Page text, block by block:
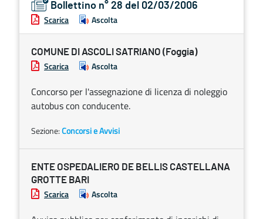
Bollettino n° 28 del 02/03/2006
Scarica Ascolta
COMUNE DI ASCOLI SATRIANO (Foggia)
Scarica Ascolta
Concorso per l'assegnazione di licenza di noleggio
autobus con conducente.
Sezione:Concorsi e Avvisi
ENTE OSPEDALIERO DE BELLIS CASTELLANA
GROTTE BARI
Scarica Ascolta